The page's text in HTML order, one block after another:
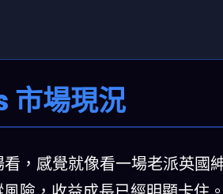
市場現況
，感覺就像看一場老派英國